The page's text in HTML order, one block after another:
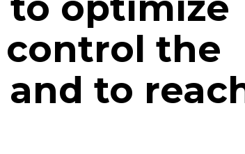
the
to